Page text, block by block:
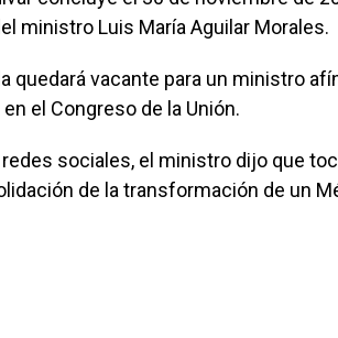
ministro Luis María Aguilar Morales.
quedará vacante para un ministro
el Congreso de la Unión.
sociales, el ministro dijo que
de la transformación de un